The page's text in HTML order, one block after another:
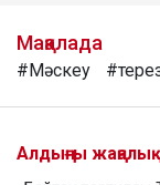
Мақалада
#Мәскеу
Алдыңғы